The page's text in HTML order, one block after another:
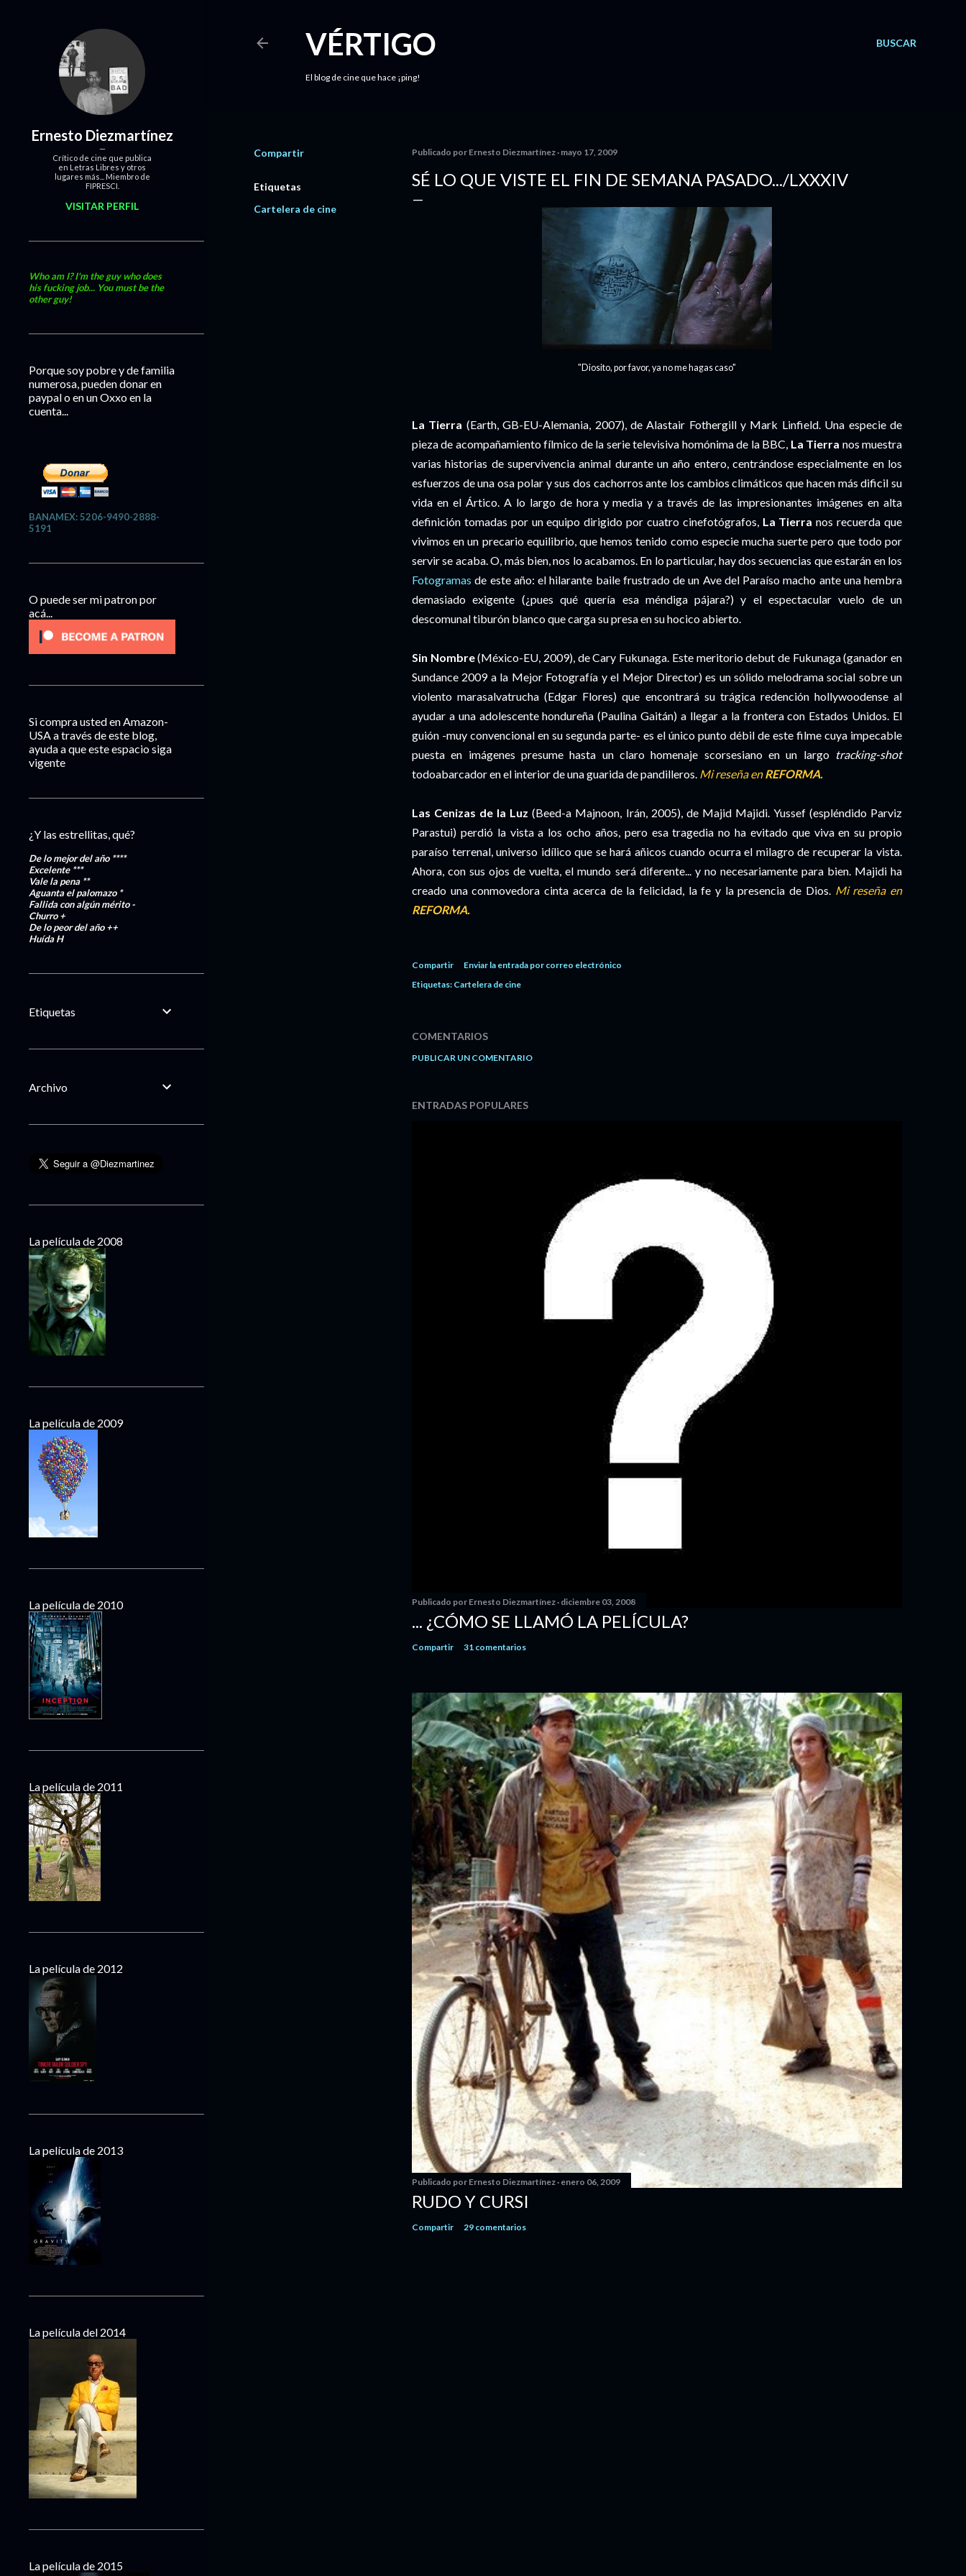
BUSCAR
VÉRTIGO
El blog de cine que hace ¡ping!
Compartir
Etiquetas
Cartelera de cine
Publicado por Ernesto Diezmartínez mayo 17, 2009
SÉ LO QUE VISTE EL FIN DE SEMANA PASADO.../LXXXIV
"Diosito, por favor, ya no me hagas caso"
La Tierra (Earth, GB-EU-Alemania, 2007), de Alastair Fothergill y Mark Linfield. Una especie de
pieza de acompañamiento fílmico de la serie televisiva homónima de la BBC, La Tierra nos muestra
varias historias de supervivencia animal durante un año entero, centrándose especialmente en los
esfuerzos de una osa polar y sus dos cachorros ante los cambios climáticos que hacen más dificil su
vida en el Ártico. A lo largo de hora y media y a través de las impresionantes imágenes en alta
definición tomadas por un equipo dirigido por cuatro cinefotógrafos, La Tierra nos recuerda que
vivimos en un precario equilibrio, que hemos tenido como especie mucha suerte pero que todo por
servir se acaba. O, más bien, nos lo acabamos. En lo particular, hay dos secuencias que estarán en los
Fotogramas de este año: el hilarante baile frustrado de un Ave del Paraíso macho ante una hembra
demasiado exigente (¿pues qué quería esa méndiga pájara?) y el espectacular vuelo de un
descomunal tiburón blanco que carga su presa en su hocico abierto.
Sin Nombre(México-EU, 2009), de Cary Fukunaga. Este meritorio debut de Fukunaga (ganador en
Sundance 2009 a la Mejor Fotografía y el Mejor Director) es un sólido melodrama social sobre un
violento marasalvatrucha (Edgar Flores) que encontrará su trágica redención hollywoodense al
ayudar a una adolescente hondureña (Paulina Gaitán) a llegar a la frontera con Estados Unidos. El
guión -muy convencional en su segunda parte- es el único punto débil de este filme cuya impecable
puesta en imágenes presume hasta un claro homenaje scorsesiano en un largo tracking-shot
todoabarcador en el interior de una guarida de pandilleros. Mi reseña enREFORMA.
Las Cenizas de la Luz (Beed-a Majnoon, Irán, 2005), de Majid Majidi. Yussef (espléndido Parviz
Parastui) perdió la vista a los ocho años, pero esa tragedia no ha evitado que viva en su propio
paraíso terrenal, universo idílico que se hará añicos cuando ocurra el milagro de recuperar la vista.
Ahora, con sus ojos de vuelta, el mundo será diferente... y no necesariamente para bien. Majidi ha
creado una conmovedora cinta acerca de la felicidad, la fe y la presencia de Dios. Mi reseña en
REFORMA.
Compartir
Enviar la entrada por correo electrónico
Etiquetas: Cartelera de cine
COMENTARIOS
PUBLICAR UN COMENTARIO
ENTRADAS POPULARES
Publicado por Ernesto Diezmartínez diciembre 03, 2008
... ¿CÓMO SE LLAMÓ LA PELÍCULA?
Compartir 31 comentarios
Publicado por Ernesto Diezmartínez enero 06, 2009
RUDO Y CURSI
Compartir 29 comentarios
Ernesto Diezmartínez
Crítico de cine que publica
en Letras Libres y otros
lugares más... Miembro de
FIPRESCI.
VISITAR PERFIL
Who am I? I'm the guy who does
his fucking job... You must be the
other guy!
Porque soy pobre y de familia
numerosa, pueden donar en
paypal o en un Oxxo en la
cuenta...
BANAMEX: 5206-9490-2888-
5191
O puede ser mi patron por
acá...
Si compra usted en Amazon-
USA a través de este blog,
ayuda a que este espacio siga
vigente
¿Y las estrellitas, qué?
De lo mejor del año ****
Excelente***
Vale la pena **
Aguanta el palomazo *
Fallida con algún mérito-
Churro+
De lo peor del año++
HuídaH
Etiquetas
Archivo
La película de 2008
La película de 2009
La película de 2010
La película de 2011
La película de 2012
La película de 2013
La película del 2014
La película de 2015